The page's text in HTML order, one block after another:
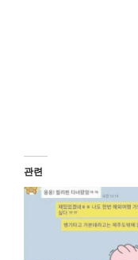
관련